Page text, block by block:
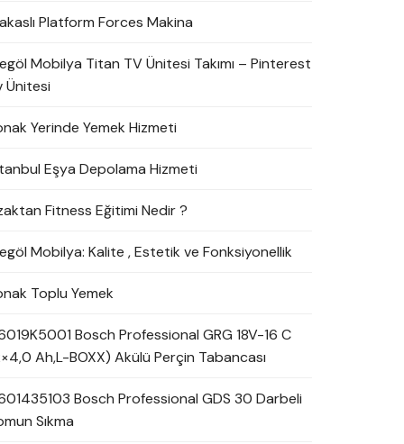
Platform Forces Makina
Mobilya Titan TV Ünitesi Takımı – Pinterest
Ünitesi
Yerinde Yemek Hizmeti
Eşya Depolama Hizmeti
Fitness Eğitimi Nedir ?
Mobilya: Kalite , Estetik ve Fonksiyonellik
Toplu Yemek
Bosch Professional GRG 18V-16 C
Ah,L-BOXX) Akülü Perçin Tabancası
Bosch Professional GDS 30 Darbeli
Sıkma